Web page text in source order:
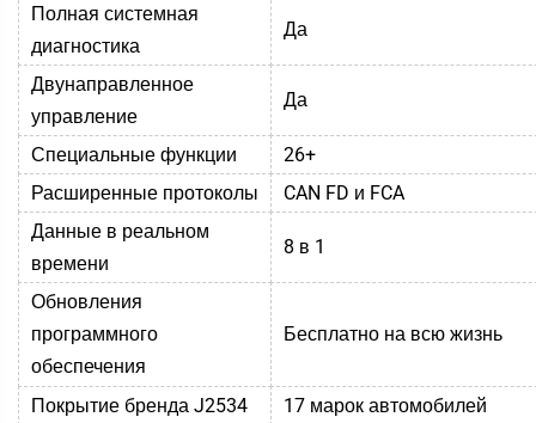
Полная системная
диагностика
Да
Двунаправленное
управление
Да
Специальные функции
26+
Расширенные протоколы
CAN FD и FCA
Данные в реальном
времени
8 в 1
Обновления
программного
обеспечения
Бесплатно на всю жизнь
Покрытие бренда J2534
17 марок автомобилей